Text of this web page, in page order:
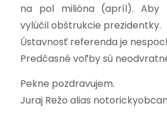
na pol milióna (apríl). Aby
vylúčil obštrukcie prezidentky.
Ústavnosť referenda je
Predčasné voľby sú
Pekne pozdravujem.
Juraj Režo alias notorickyobcan